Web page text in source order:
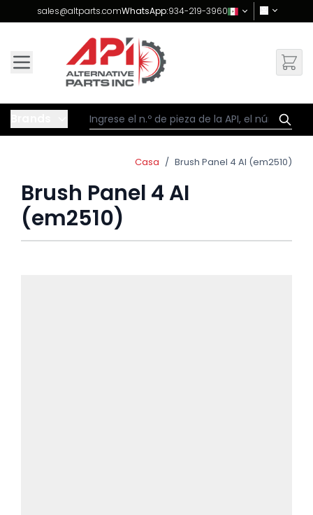
Skip to Content
sales@altparts.comWhatsApp:934-219-3960
Casa / Brush Panel 4 AI (em2510)
Brush Panel 4 AI
(em2510)